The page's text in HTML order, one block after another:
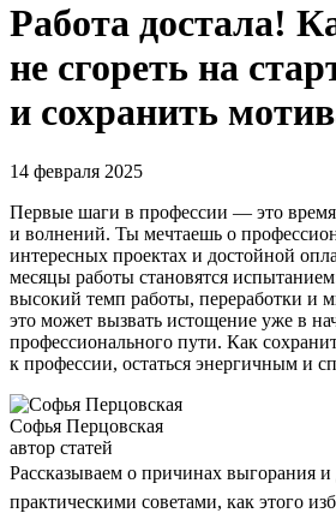
Работа достала!
не сгореть на
и сохранить
14 февраля 2025
Первые шаги в профессии — это
и волнений. Ты мечтаешь о
интересных проектах и достойной
месяцы работы становятся
высокий темп работы, переработки и
это может вызвать истощение уже в
профессионального пути. Как
к профессии, остаться энергичным и
Софья Перцовская
автор статей
Рассказываем о причинах выгорания и
практическими советами, как этого